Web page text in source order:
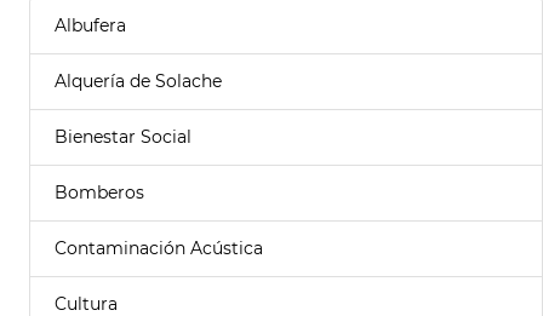
Albufera
Alquería de Solache
Bienestar Social
Bomberos
Contaminación Acústica
Cultura